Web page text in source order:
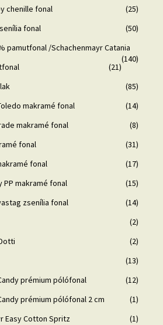
chenille fonal
(25)
fonal
(50)
pamutfonal /Schachenmayr Catania
(140)
(21)
(85)
makramé fonal
(14)
makramé fonal
(8)
fonal
(31)
fonal
(17)
PP makramé fonal
(15)
zsenília fonal
(14)
(2)
(2)
(13)
prémium pólófonal
(12)
prémium pólófonal 2 cm
(1)
Easy Cotton Spritz
(1)